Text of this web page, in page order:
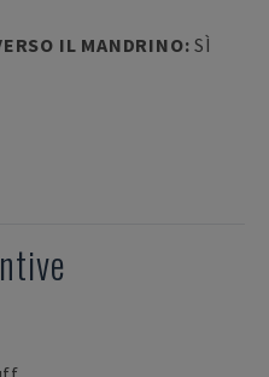
IL MANDRINO:SÌ